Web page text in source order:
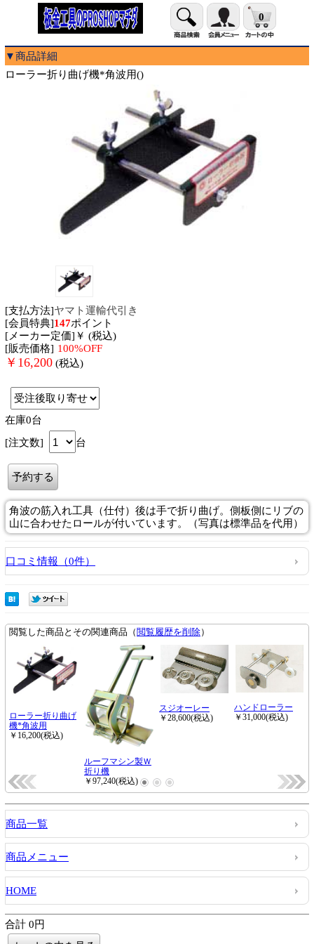
0
▼商品詳細
ローラー折り曲げ機*角波用()
[支払方法]ヤマト運輸代引き
[会員特典]147ポイント
[メーカー定価]￥ (税込)
[販売価格] 100%OFF
￥ 16,200 (税込)
在庫0台
[注文数]
台
角波の筋入れ工具（仕付）後は手で折り曲げ。側板側にリブの
山に合わせたロールが付いています。（写真は標準品を代用）
口コミ情報（0件）
商品一覧
商品メニュー
HOME
合計 0円